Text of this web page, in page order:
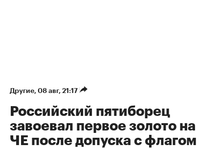
Другие⁠, 08 авг, 21:17
Российский пятиборец
завоевал первое золото на
ЧЕ после допуска с флагом